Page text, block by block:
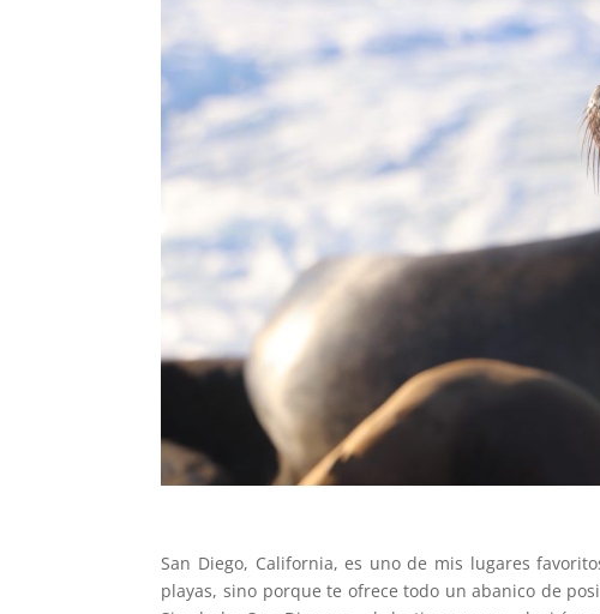
San Diego, California, es uno de mis lugares
playas, sino porque te ofrece todo un abanico de